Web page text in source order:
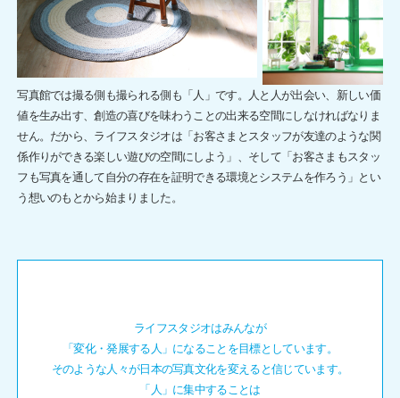
写真館では撮る側も撮られる側も「人」です。人と人が出会い、新しい価
値を生み出す、創造の喜びを味わうことの出来る空間にしなければなりま
せん。だから、ライフスタジオは「お客さまとスタッフが友達のような関
係作りができる楽しい遊びの空間にしよう」、そして「お客さまもスタッ
フも写真を通して自分の存在を証明できる環境とシステムを作ろう」とい
う想いのもとから始まりました。
ライフスタジオはみんなが
「変化・発展する人」になることを目標としています。
そのような人々が日本の写真文化を変えると信じています。
「人」に集中することは